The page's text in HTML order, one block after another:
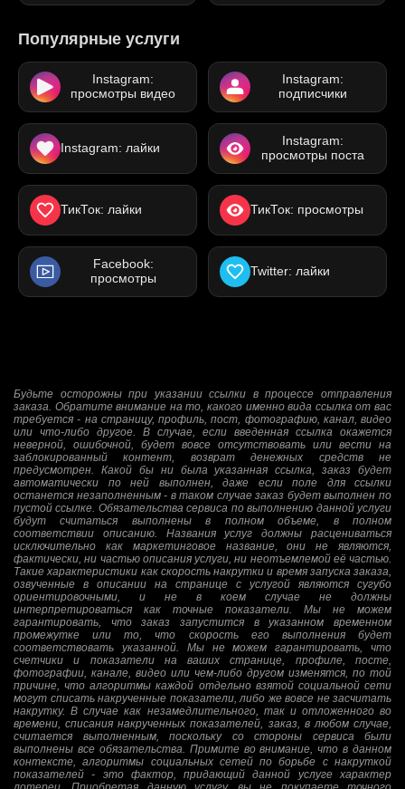
Популярные услуги
Instagram:
просмотры видео
Instagram:
подписчики
Instagram: лайки
Instagram:
просмотры поста
ТикТок: лайки ТикТок: просмотры
Facebook:
просмотры
Twitter: лайки
Будьте осторожны при указании ссылки в процессе отправления
заказа. Обратите внимание на то, какого именно вида ссылка от вас
требуется - на страницу, профиль, пост, фотографию, канал, видео
или что-либо другое. В случае, если введенная ссылка окажется
неверной, ошибочной, будет вовсе отсутствовать или вести на
заблокированный контент, возврат денежных средств не
предусмотрен. Какой бы ни была указанная ссылка, заказ будет
автоматически по ней выполнен, даже если поле для ссылки
останется незаполненным - в таком случае заказ будет выполнен по
пустой ссылке. Обязательства сервиса по выполнению данной услуги
будут считаться выполнены в полном объеме, в полном
соответствии описанию. Названия услуг должны расцениваться
исключительно как маркетинговое название, они не являются,
фактически, ни частью описания услуги, ни неотъемлемой её частью.
Такие характеристики как скорость накрутки и время запуска заказа,
озвученные в описании на странице с услугой являются сугубо
ориентировочными, и не в коем случае не должны
интерпретироваться как точные показатели. Мы не можем
гарантировать, что заказ запустится в указанном временном
промежутке или то, что скорость его выполнения будет
соответствовать указанной. Мы не можем гарантировать, что
счетчики и показатели на ваших странице, профиле, посте,
фотографии, канале, видео или чем-либо другом изменятся, по той
причине, что алгоритмы каждой отдельно взятой социальной сети
могут списать накрученные показатели, либо же вовсе не засчитать
накрутку. В случае как незамедлительного, так и отложенного во
времени, списания накрученных показателей, заказ, в любом случае,
считается выполненным, поскольку со стороны сервиса были
выполнены все обязательства. Примите во внимание, что в данном
контексте, алгоритмы социальных сетей по борьбе с накруткой
показателей - это фактор, придающий данной услуге характер